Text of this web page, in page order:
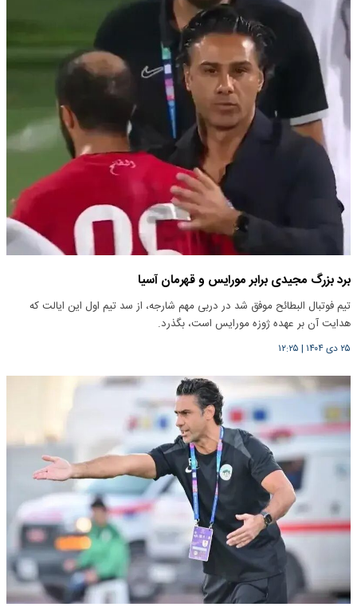
برد بزرگ مجیدی برابر مورایس و قهرمان آسیا
تیم فوتبال البطائح موفق شد در دربی مهم شارجه، از سد تیم اول این ایالت که
هدایت آن بر عهده ژوزه مورایس است، بگذرد.
۲۵ دی ۱۴۰۴ | ۱۲:۲۵